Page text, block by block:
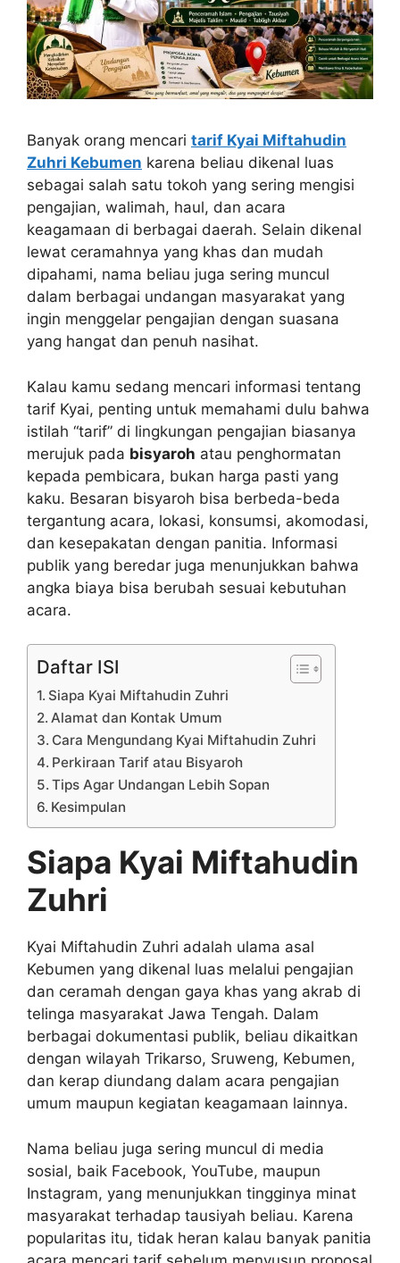
Banyak orang mencari tarif Kyai Miftahudin
Zuhri Kebumen karena beliau dikenal luas
sebagai salah satu tokoh yang sering mengisi
pengajian, walimah, haul, dan acara
keagamaan di berbagai daerah. Selain dikenal
lewat ceramahnya yang khas dan mudah
dipahami, nama beliau juga sering muncul
dalam berbagai undangan masyarakat yang
ingin menggelar pengajian dengan suasana
yang hangat dan penuh nasihat.
Kalau kamu sedang mencari informasi tentang
tarif Kyai, penting untuk memahami dulu bahwa
istilah “tarif” di lingkungan pengajian biasanya
merujuk pada bisyaroh atau penghormatan
kepada pembicara, bukan harga pasti yang
kaku. Besaran bisyaroh bisa berbeda-beda
tergantung acara, lokasi, konsumsi, akomodasi,
dan kesepakatan dengan panitia. Informasi
publik yang beredar juga menunjukkan bahwa
angka biaya bisa berubah sesuai kebutuhan
acara.
Daftar ISI
Siapa Kyai Miftahudin Zuhri
Alamat dan Kontak Umum
Cara Mengundang Kyai Miftahudin Zuhri
Perkiraan Tarif atau Bisyaroh
Tips Agar Undangan Lebih Sopan
Kesimpulan
Siapa Kyai Miftahudin
Zuhri
Kyai Miftahudin Zuhri adalah ulama asal
Kebumen yang dikenal luas melalui pengajian
dan ceramah dengan gaya khas yang akrab di
telinga masyarakat Jawa Tengah. Dalam
berbagai dokumentasi publik, beliau dikaitkan
dengan wilayah Trikarso, Sruweng, Kebumen,
dan kerap diundang dalam acara pengajian
umum maupun kegiatan keagamaan lainnya.
Nama beliau juga sering muncul di media
sosial, baik Facebook, YouTube, maupun
Instagram, yang menunjukkan tingginya minat
masyarakat terhadap tausiyah beliau. Karena
popularitas itu, tidak heran kalau banyak panitia